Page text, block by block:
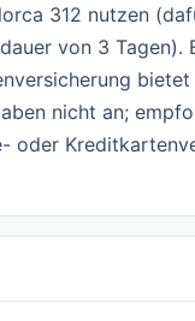
312 nutzen
von 3 Tagen).
nicht an;
oder